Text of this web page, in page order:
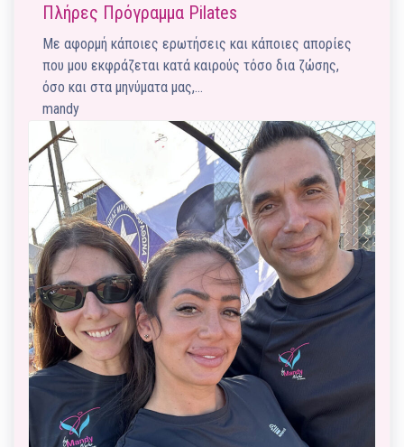
Πλήρες Πρόγραμμα Pilates
Με αφορμή κάποιες ερωτήσεις και κάποιες απορίες
που μου εκφράζεται κατά καιρούς τόσο δια ζώσης,
όσο και στα μηνύματα μας,…
mandy